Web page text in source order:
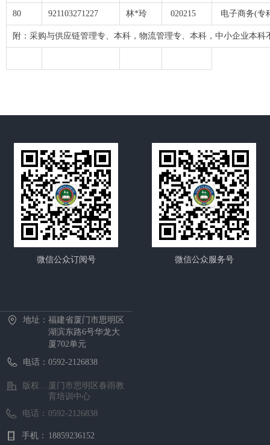
80 921103271227 林*玲 020215 电子商务(专
附：采购与供应链管理专、本科，物流管理专、本科，中小企业本科
微信公众订阅号 微信公众服务号
地址： 福建省厦门市思明区
湖滨东路6号华龙大
厦702单元
电话： 0592-2126838
手机： 18859236152
版权所有 ©
厦门市思明区春雨教
育培训中心
电话： 0592-2126838